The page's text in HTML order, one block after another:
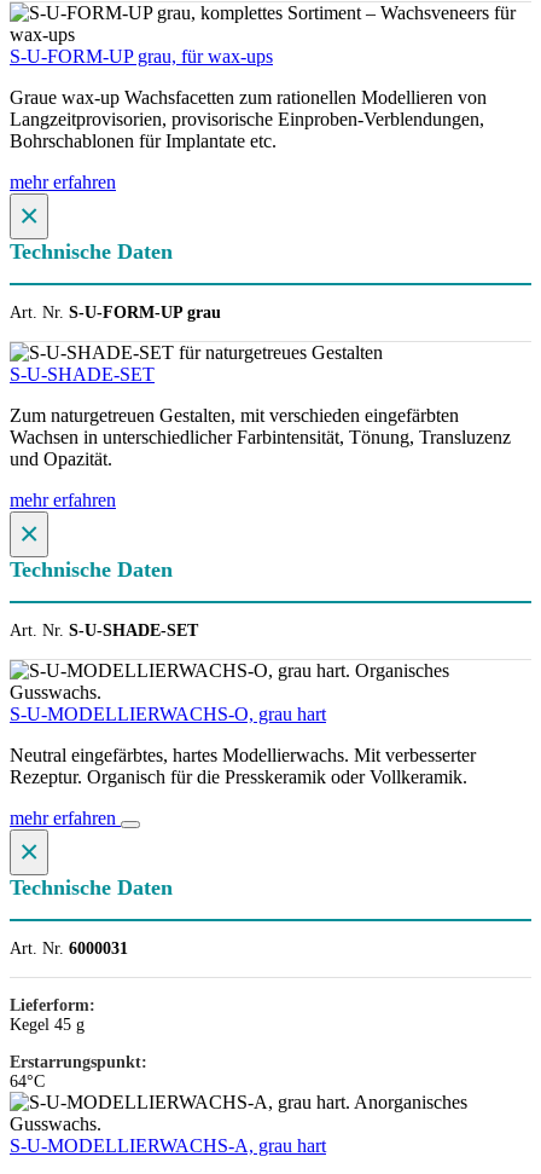
S-U-FORM-UP grau, für wax-ups
Graue wax-up Wachsfacetten zum rationellen Modellieren von
Langzeitprovisorien, provisorische Einproben-Verblendungen,
Bohrschablonen für Implantate etc.
mehr erfahren
×
Technische Daten
Art. Nr. S-U-FORM-UP grau
S-U-SHADE-SET
Zum naturgetreuen Gestalten, mit verschieden eingefärbten
Wachsen in unterschiedlicher Farbintensität, Tönung, Transluzenz
und Opazität.
mehr erfahren
×
Technische Daten
Art. Nr. S-U-SHADE-SET
S-U-MODELLIERWACHS-O, grau hart
Neutral eingefärbtes, hartes Modellierwachs. Mit verbesserter
Rezeptur. Organisch für die Presskeramik oder Vollkeramik.
mehr erfahren
×
Technische Daten
Art. Nr. 6000031
Lieferform:
Kegel 45 g
Erstarrungspunkt:
64°C
S-U-MODELLIERWACHS-A, grau hart